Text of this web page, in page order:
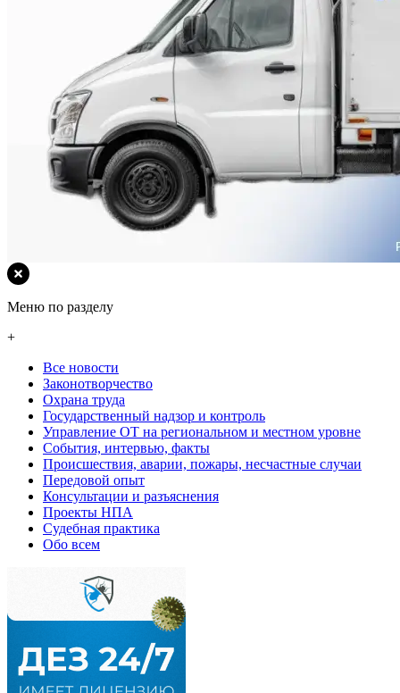
Меню по разделу
+
Все новости
Законотворчество
Охрана труда
Государственный надзор и контроль
Управление ОТ на региональном и местном уровне
События, интервью, факты
Происшествия, аварии, пожары, несчастные случаи
Передовой опыт
Консультации и разъяснения
Проекты НПА
Судебная практика
Обо всем